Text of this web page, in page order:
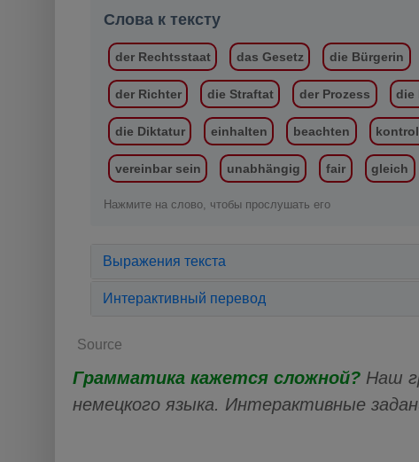
Слова к тексту
der Rechtsstaat das Gesetz die Bürgerin
der Richter die Straftat der Prozess die
die Diktatur einhalten beachten
vereinbar sein unabhängig fair gleich
Нажмите на слово, чтобы прослушать его
Выражения текста
Интерактивный перевод
Source
Грамматика кажется сложной? Наш
немецкого языка. Интерактивные